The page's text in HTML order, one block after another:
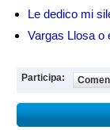
Le dedico mi
Vargas Llosa o
Participa: